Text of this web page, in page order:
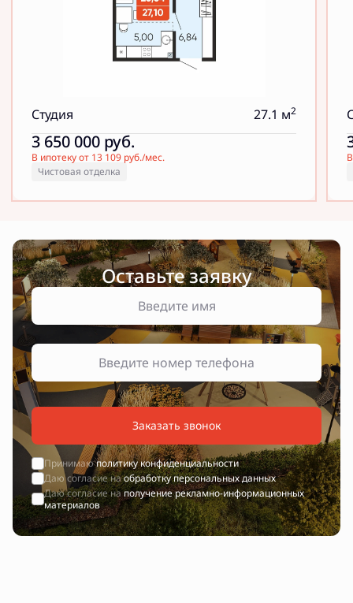
Студия 27.1 м2
3 650 000 руб.
В ипотеку от 13 109 руб./мес.
Чистовая отделка
Оставьте заявку
Заказать звонок
Принимаюполитику конфиденциальности
Даю согласие наобработку персональных данных
Даю согласие наполучение рекламно-информационных
материалов